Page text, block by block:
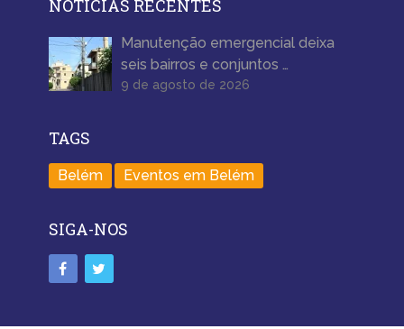
NOTÍCIAS RECENTES
Manutenção emergencial deixa
seis bairros e conjuntos …
9 de agosto de 2026
TAGS
Belém Eventos em Belém
SIGA-NOS